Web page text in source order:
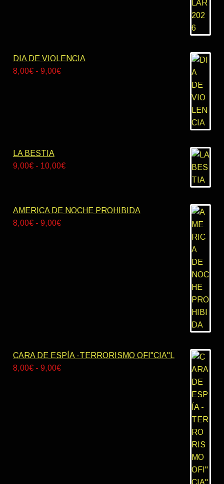
DIA DE VIOLENCIA
8,00€ - 9,00€Rango
LA BESTIA
9,00€ - 10,00€Rango
9,00€
AMERICA DE NOCHE PROHIBIDA
8,00€ - 9,00€Rango
CARA DE ESPÍA -TERRORISMO OFI"CIA"L
8,00€ - 9,00€Rango